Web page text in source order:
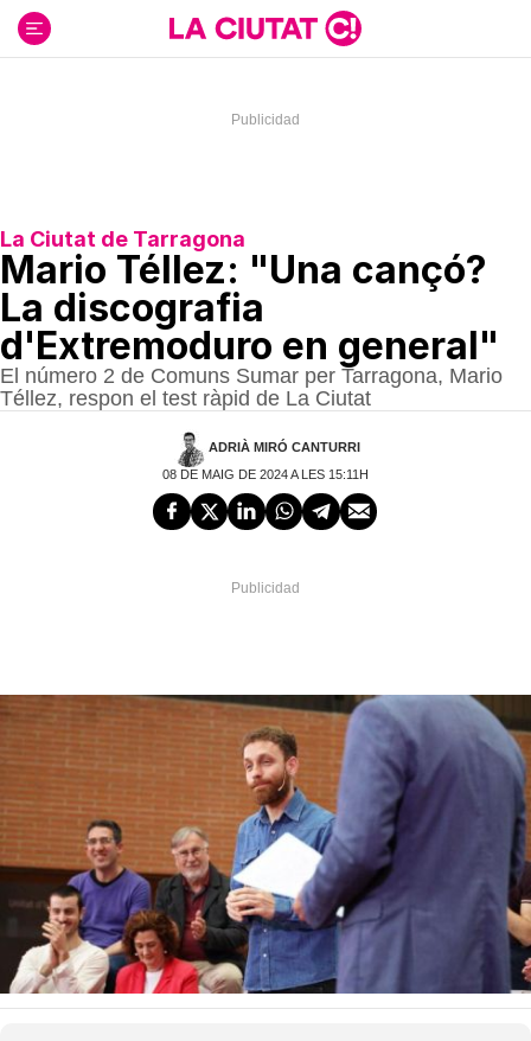
contenido
La Ciutat de Tarragona
Mario Téllez: "Una cançó?
La discografia
d'Extremoduro en general"
El número 2 de Comuns Sumar per Tarragona, Mario
Téllez, respon el test ràpid de La Ciutat
ADRIÀ MIRÓ CANTURRI
08 DE MAIG DE 2024 A LES 15:11H